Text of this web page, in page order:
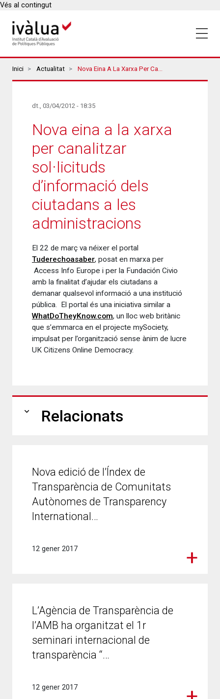
Vés al contingut
Breadcrumbs
Inici Actualitat Nova Eina A La Xarxa Per Canalitzar Sol·licituds D’informació Dels Ciutadans A Les Administracions
dt., 03/04/2012 - 18:35
Nova eina a la xarxa
per canalitzar
sol·licituds
d’informació dels
ciutadans a les
administracions
El 22 de març va néixer el portal
Tuderechoasaber, posat en marxa per
Access Info Europe i per la Fundación Civio
amb la finalitat d’ajudar els ciutadans a
demanar qualsevol informació a una institució
pública. El portal és una iniciativa similar a
WhatDoTheyKnow.com, un lloc web britànic
que s’emmarca en el projecte mySociety,
impulsat per l’organització sense ànim de lucre
UK Citizens Online Democracy.
expand_more Relacionats
Nova edició de l’Índex de
Transparència de Comunitats
Autònomes de Transparency
International…
12 gener 2017
L’Agència de Transparència de
l’AMB ha organitzat el 1r
seminari internacional de
transparència “…
12 gener 2017